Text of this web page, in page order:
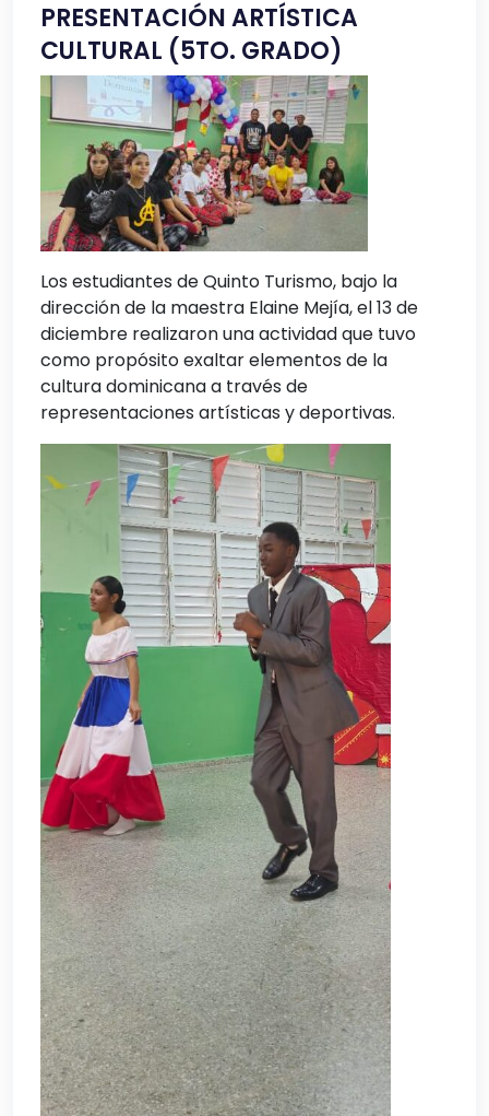
PRESENTACIÓN ARTÍSTICA
CULTURAL (5TO. GRADO)
Los estudiantes de Quinto Turismo, bajo la
dirección de la maestra Elaine Mejía, el 13 de
diciembre realizaron una actividad que tuvo
como propósito exaltar elementos de la
cultura dominicana a través de
representaciones artísticas y deportivas.